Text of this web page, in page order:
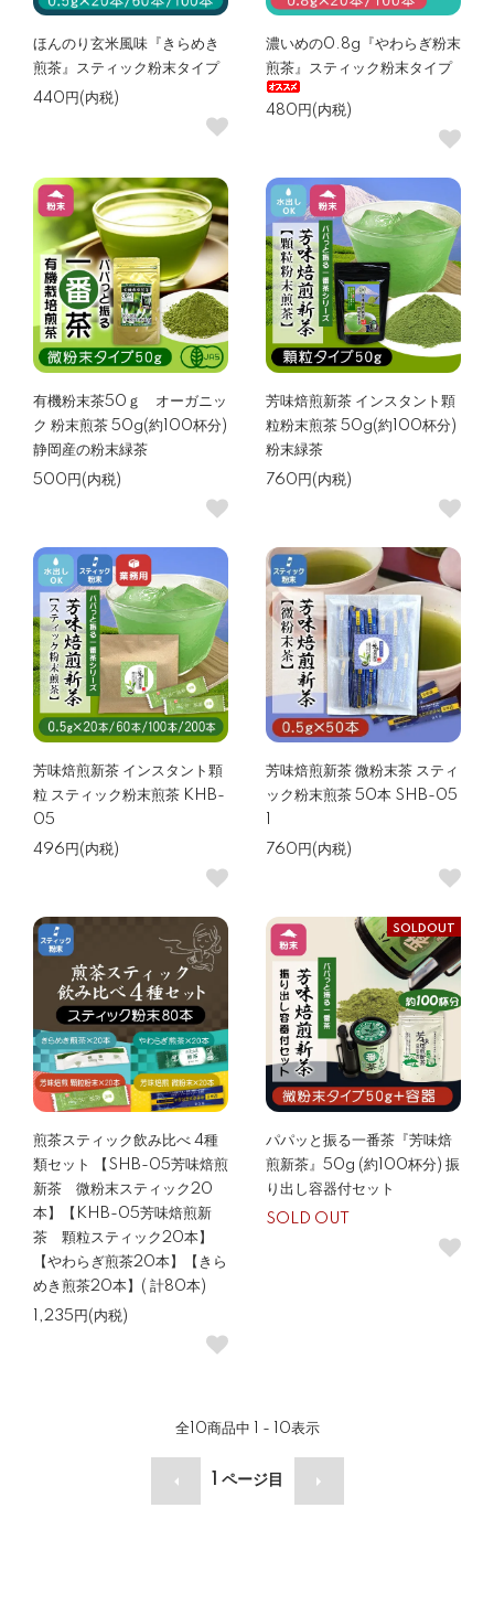
ほんのり玄米風味『きらめき
煎茶』スティック粉末タイプ
440円(内税)
濃いめの0.8g『やわらぎ粉末
煎茶』スティック粉末タイプ
480円(内税)
有機粉末茶50ｇ オーガニッ
ク 粉末煎茶 50g(約100杯分)
静岡産の粉末緑茶
500円(内税)
芳味焙煎新茶 インスタント顆
粒粉末煎茶 50g(約100杯分)
粉末緑茶
760円(内税)
芳味焙煎新茶 インスタント顆
粒 スティック粉末煎茶 KHB-
05
496円(内税)
芳味焙煎新茶 微粉末茶 スティ
ック粉末煎茶 50本 SHB-05
760円(内税)
煎茶スティック飲み比べ 4種
類セット 【SHB-05芳味焙煎
新茶 微粉末スティック20
本】【KHB-05芳味焙煎新
茶 顆粒スティック20本】
【やわらぎ煎茶20本】【きら
めき煎茶20本】( 計80本)
1,235円(内税)
SOLDOUT
パパッと振る一番茶『芳味焙
煎新茶』50g (約100杯分) 振
り出し容器付セット
SOLD OUT
全10商品中 1 - 10表示
ページ目